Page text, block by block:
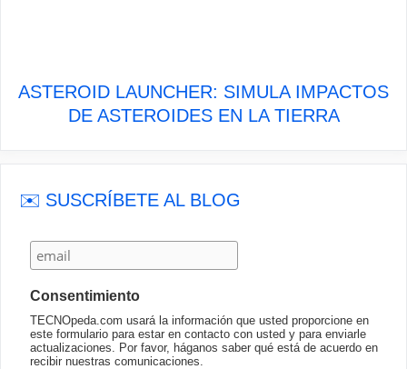
ASTEROID LAUNCHER: SIMULA IMPACTOS
DE ASTEROIDES EN LA TIERRA
✉️ SUSCRÍBETE AL BLOG
Consentimiento
TECNOpeda.com usará la información que usted proporcione en
este formulario para estar en contacto con usted y para enviarle
actualizaciones. Por favor, háganos saber qué está de acuerdo en
recibir nuestras comunicaciones.